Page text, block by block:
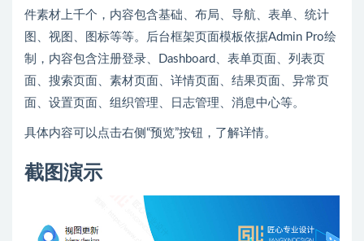
件素材上千个，内容包含基础、布局、导航、表单、统计
图、视图、图标等等。后台框架页面模板依据Admin Pro绘
制，内容包含注册登录、Dashboard、表单页面、列表页
面、搜索页面、素材页面、详情页面、结果页面、异常页
面、设置页面、组织管理、日志管理、消息中心等。
具体内容可以点击右侧“预览”按钮，了解详情。
截图演示